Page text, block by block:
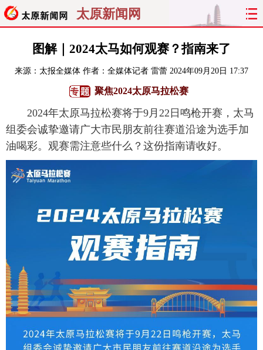
太原新闻网
首页 聚焦 太原 山西
经济 关注 文明 出行
旅游 理财 政务 教育
看天下 晋月读 最太原 网罗民生
图解｜2024太马如何观赛？指南来了
来源： 太报全媒体 作者：全媒体记者 雷蕾 2024年09月20日 17:37
聚焦2024太原马拉松赛
2024年太原马拉松赛将于9月22日鸣枪开赛，太马
组委会诚挚邀请广大市民朋友前往赛道沿途为选手加
油喝彩。观赛需注意些什么？这份指南请收好。